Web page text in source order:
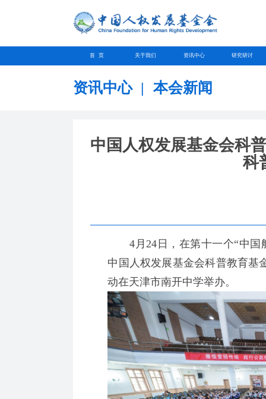
首 页 关于我们 资讯中心 研究研讨
资讯中心 | 本会新闻
中国人权发展基金会科
科
4月24日，在第十一个“中国
中国人权发展基金会科普教育基
动在天津市南开中学举办。